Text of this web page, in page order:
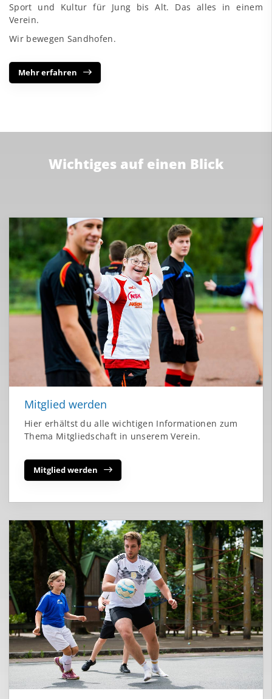
Sport und Kultur für Jung bis Alt. Das alles in einem
Verein.
Wir bewegen Sandhofen.
Mehr erfahren
Wichtiges auf einen Blick
Mitglied werden
Hier erhältst du alle wichtigen Informationen zum
Thema Mitgliedschaft in unserem Verein.
Mitglied werden